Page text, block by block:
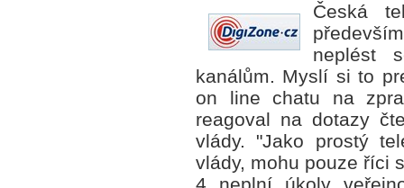
Česká
neplést
kanálům. Myslí si to
on line chatu na
reagoval na dotazy
vlády. "Jako prostý
vlády, mohu pouze říci